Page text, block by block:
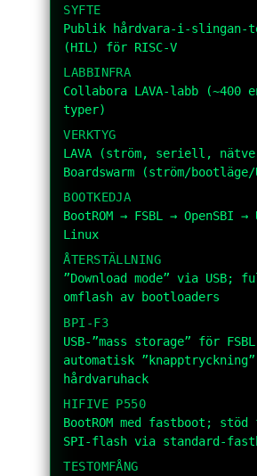
SYFTE
Publik hårdvara-i-slingan-
(HIL) för RISC-V
LABBINFRA
Collabora LAVA-labb (~400
typer)
VERKTYG
LAVA (ström, seriell,
Boardswarm (ström/bootläge/
BOOTKEDJA
BootROM → FSBL → OpenSBI
Linux
ÅTERSTÄLLNING
”Download mode” via
omflash av bootloaders
BPI-F3
USB-”mass storage” för
automatisk
hårdvaruhack
HIFIVE P550
BootROM med fastboot ; stöd
SPI-flash via standard-
TESTOMFÅNG